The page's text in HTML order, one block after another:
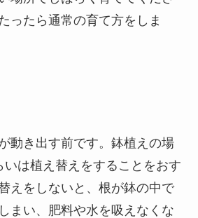
ったら通常の育て方をしま
動き出す前です。鉢植えの場
は植え替えをすることをおす
えをしないと、根が鉢の中で
まい、肥料や水を吸えなくな